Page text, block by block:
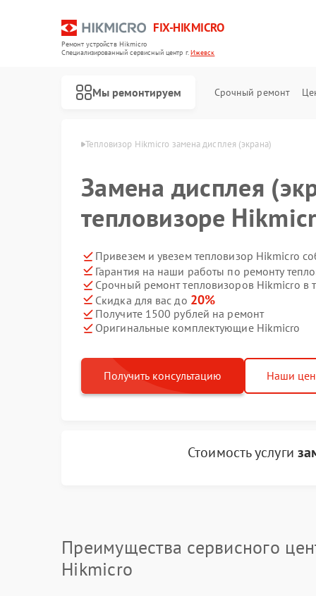
FIX-HIKMICRO
Ремонт устройств Hikmicro
Специализированный cервисный центр г.Ижевск
Мы ремонтируем Срочный ремонт
Тепловизор Hikmicro замена дисплея (экрана)
Замена дисплея
тепловизоре
Привезем и увезем тепловизор Hikmicro
Гарантия на наши работы по ремонту
Срочный ремонт тепловизоров Hikmicro в
Скидка для вас до 20%
Получите 1500 рублей на ремонт
Оригинальные комплектующие Hikmicro
Получить консультацию Наши
Стоимость услуги
Преимущества сервисного
Hikmicro